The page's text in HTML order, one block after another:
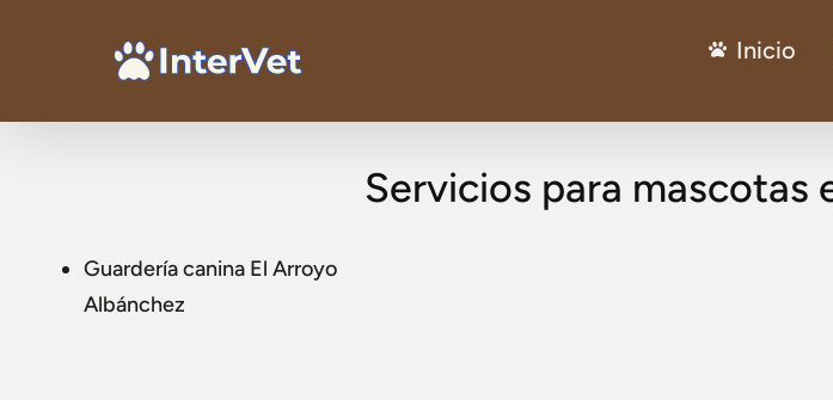
Inicio
Servicios para mascotas
Guardería canina El Arroyo
Albánchez